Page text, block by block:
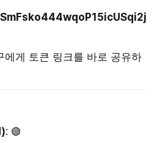
게 토큰 링크를 바로 공유하
: 🟢